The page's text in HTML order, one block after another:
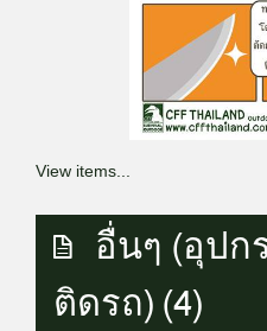
View items...
อื่นๆ (อุป
ติดรถ) (4)